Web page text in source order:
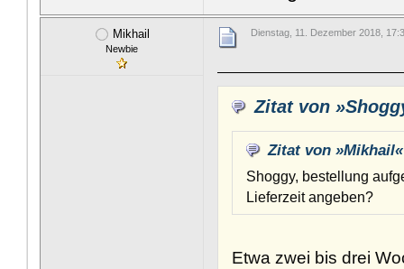
Mikhail
Newbie
Dienstag, 11. Dezember 2018,
Zitat von
Zitat von »Mikhail«
Shoggy, bestellung
Lieferzeit angeben?
Etwa zwei bis drei